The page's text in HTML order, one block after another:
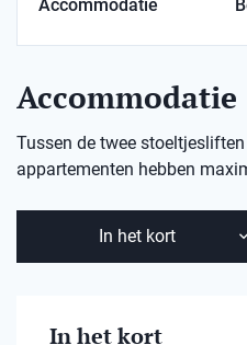
Accommodatie
Accommodatie
Tussen de twee
appartementen hebben
In het kort
In het kort